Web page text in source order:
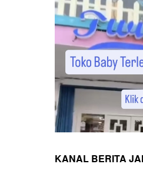
KANAL BERITA